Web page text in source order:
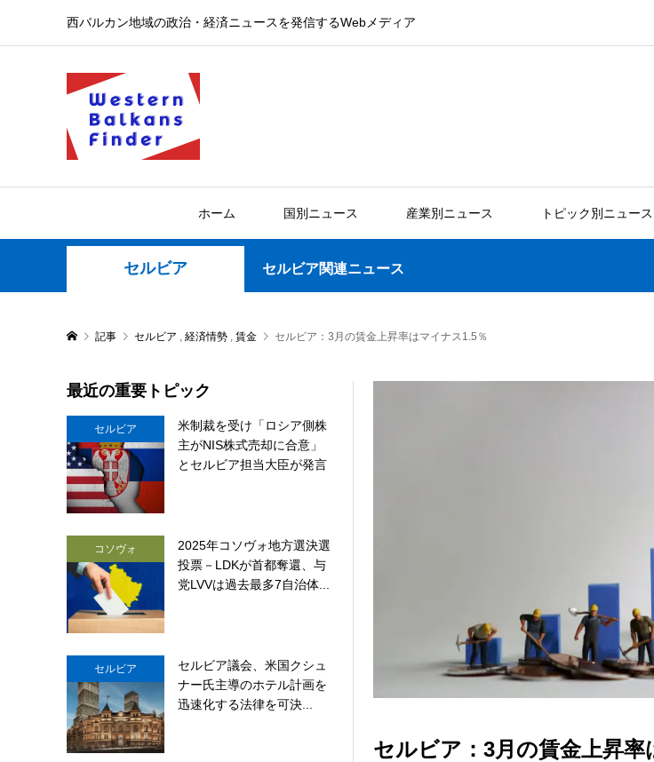
西バルカン地域の政治・経済ニュースを発信するWebメディア
ホーム 国別ニュース 産業別ニュース トピック別ニュース
セルビア セルビア関連ニュース
記事 セルビア 経済情勢 賃金 セルビア：3月の賃金上昇率はマイナス1.5％
セルビア：3月の賃金上昇率
最近の重要トピック
セルビア
米制裁を受け「ロシア側株
主がNIS株式売却に合意」
とセルビア担当大臣が発言
コソヴォ
2025年コソヴォ地方選決選
投票－LDKが首都奪還、与
党LVVは過去最多7自治体...
セルビア
セルビア議会、米国クシュ
ナー氏主導のホテル計画を
迅速化する法律を可決...